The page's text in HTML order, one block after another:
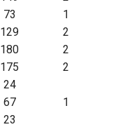
73
1
129
2
180
2
175
2
24
67
1
23